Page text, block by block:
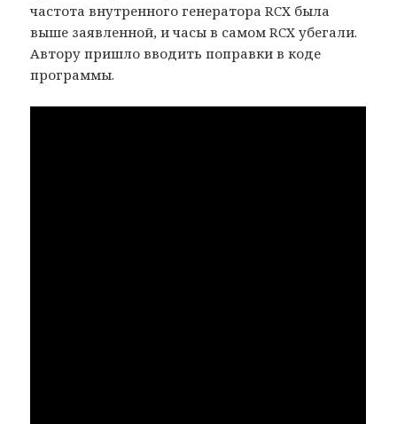
частота внутренного генератора RCХ была
выше заявленной, и часы в самом RCX убегали.
Автору пришло вводить поправки в коде
программы.